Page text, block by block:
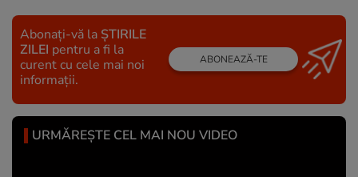
Abonați-vă la ȘTIRILE
ZILEI pentru a fi la
curent cu cele mai noi
informații.
ABONEAZĂ-TE
URMĂREȘTE CEL MAI NOU VIDEO